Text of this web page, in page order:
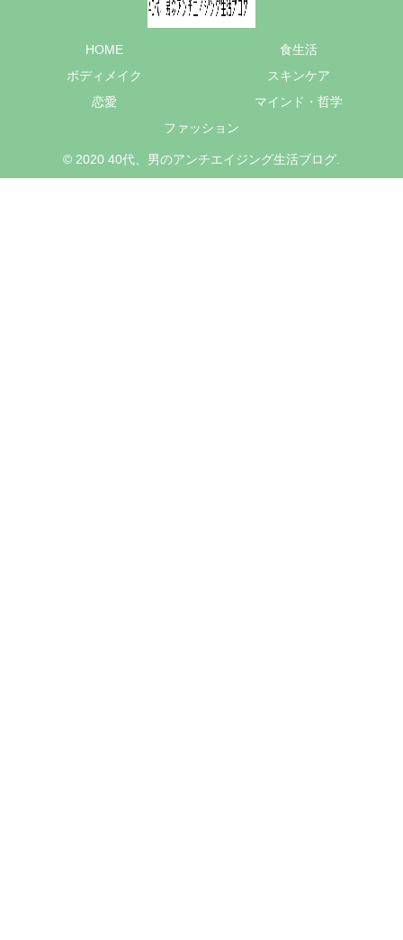
HOME
食生活
ボディメイク
スキンケア
恋愛
マインド・哲学
ファッション
© 2020 40代、男のアンチエイジング生活ブログ.